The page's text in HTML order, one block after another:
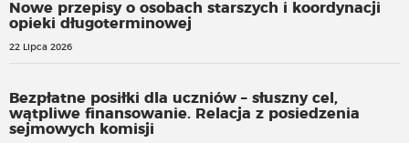
Nowe przepisy o osobach starszych i koordynacji
opieki długoterminowej
22 Lipca 2026
Bezpłatne posiłki dla uczniów – słuszny cel,
wątpliwe finansowanie. Relacja z posiedzenia
sejmowych komisji